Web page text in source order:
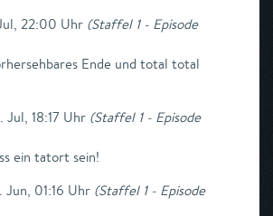
22:00 Uhr (Staffel 1 - Episode
Ende und total total
Jul, 18:17 Uhr (Staffel 1 - Episode
ein tatort sein!
Jun, 01:16 Uhr (Staffel 1 - Episode